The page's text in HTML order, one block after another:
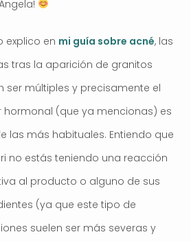
explico en mi guía sobre acné, las
tras la aparición de granitos
ser múltiples y precisamente el
hormonal (que ya mencionas) es
las más habituales. Entiendo que
no estás teniendo una reacción
al producto o alguno de sus
(ya que este tipo de
suelen ser más severas y